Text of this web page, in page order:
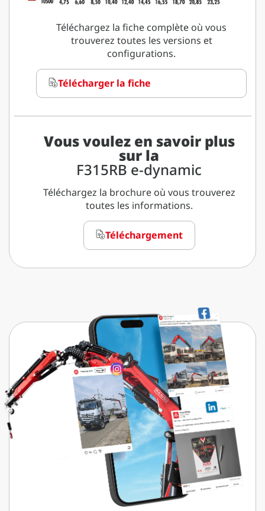
Téléchargez la fiche complète où vous
trouverez toutes les versions et
configurations.
Télécharger la fiche
Vous voulez en savoir plus
sur la
F315RB e-dynamic
Téléchargez la brochure où vous trouverez
toutes les informations.
Téléchargement